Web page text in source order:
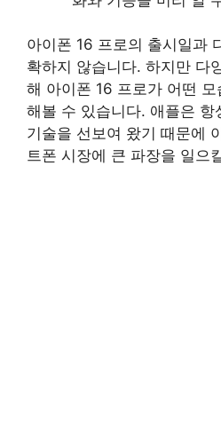
아이폰 16 프로의 출시일과
확하지 않습니다. 하지만 다
해 아이폰 16 프로가 어떤
해볼 수 있습니다. 애플은 항
기술을 선보여 왔기 때문에
트폰 시장에 큰 파장을 일으